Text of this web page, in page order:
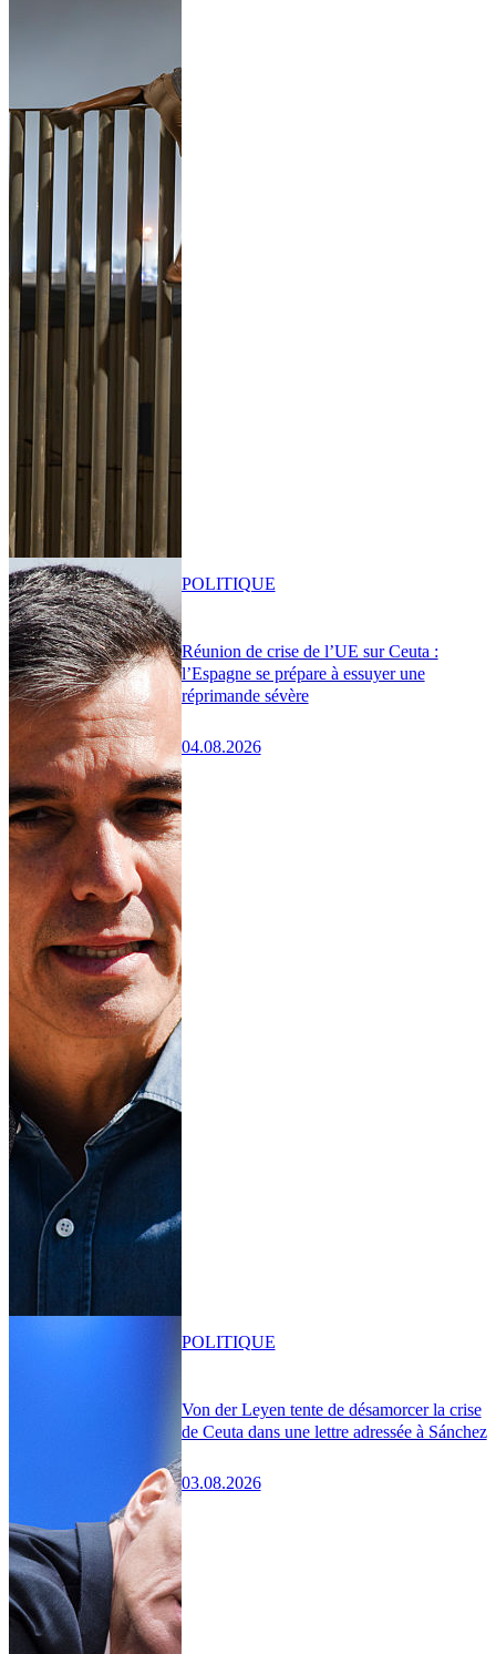
Réunion de crise de l’UE sur Ceuta :
l’Espagne se prépare à essuyer une
réprimande sévère
04.08.2026
POLITIQUE
Von der Leyen tente de désamorcer la crise
de Ceuta dans une lettre adressée à Sánchez
03.08.2026
POLITIQUE